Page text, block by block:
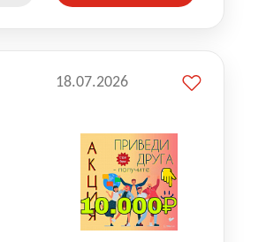
18.07.2026